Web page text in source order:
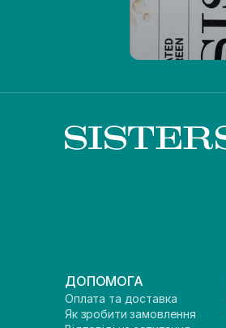
ДОПОМОГА
Оплата та доставка
Як зробити замовлення